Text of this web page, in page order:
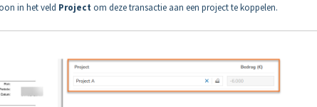
in het veld Project om deze transactie aan een project te koppelen.